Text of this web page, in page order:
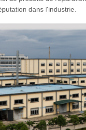
dans l'industrie.